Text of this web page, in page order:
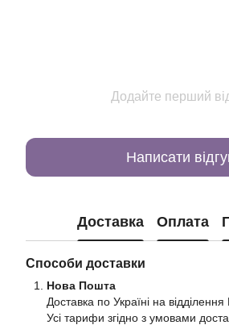
Додайте перший
Написати
Доставка Оплата
Способи доставки
Нова Пошта
Доставка по Україні на
Усі тарифи згідно з умовами